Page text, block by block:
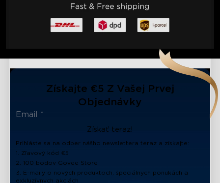
Získajte €5 Z Vašej Prvej
Objednávky
Získať teraz!
Prihláste sa na odber nášho newslettera teraz a získajte:
1. Zľavový kód €5
2. 100 bodov Govee Store
3. E-maily o nových produktoch, špeciálnych ponukách a
exkluzívnych akciách